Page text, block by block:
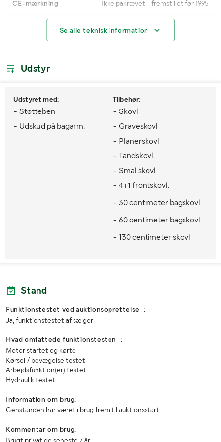
CE-mærkning Ikke påkrævet – fremstillet før 1995
Findes ikke
Brændstof
Træk
Mh40 mekanisk hurtigskifte.
Højde (mm)
Se alle teknisk information
Udstyr
Udstyret med:
- Støtteben
- Udskud på bagarm.
Tilbehør:
- Skovl
- Graveskovl
- Planerskovl
- Tandskovl
- Smal skovl
- 4 i 1 frontskovl.
- 30 centimeter bagskovl
- 60 centimeter bagskovl
- 130 centimeter skovl
Stand
Funktionstestet ved auktionsoprettelse :
Ja, funktionstestet af sælger
Hvad omfattede funktionstesten :
Motor startet og kørte
Kørsel / bevægelse testet
Arbejdsfunktion(er) testet
Hydraulik testet
Information om brug:
Genstanden har været i brug frem til auktionsstart
Kommentar om brug:
Brugt privat de seneste 7 år.